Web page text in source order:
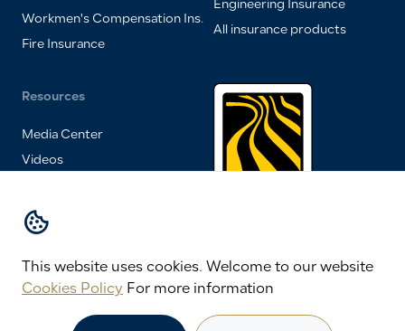
This website uses cookies. Welcome to our website
Cookies Policy For more information
Workmen's Compensation Ins.
Fire Insurance
Engineering Insurance
All insurance products
Resources
Media Center
Videos
Insurance Magazine
Contact Us